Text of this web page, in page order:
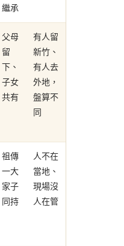
繼承
父母
留
下、
子女
共有
有人留
新竹、
有人去
外地，
盤算不
同
祖傳
一大
家子
同持
人不在
當地、
現場沒
人在管